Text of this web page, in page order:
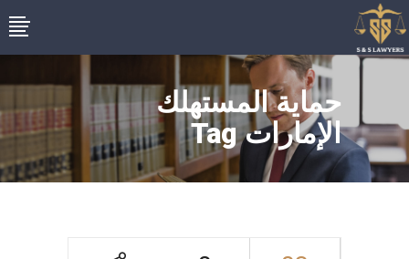
حماية المستهلك
الإمارات Tag